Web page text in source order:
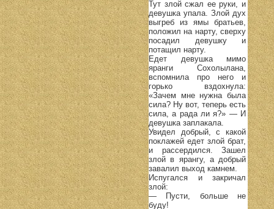
Тут злой сжал ее руки, и
девушка упала. Злой дух
выгреб из ямы братьев,
положил на нарту, сверху
посадил девушку и
потащил нарту.
Едет девушка мимо
яранги Сохолылана,
вспомнила про него и
горько вздохнула:
«Зачем мне нужна была
сила? Ну вот, теперь есть
сила, а рада ли я?» — И
девушка заплакала.
Увидел добрый, с какой
поклажей едет злой брат,
и рассердился. Зашел
злой в ярангу, а добрый
завалил выход камнем.
Испугался и закричал
злой:
— Пусти, больше не
буду!